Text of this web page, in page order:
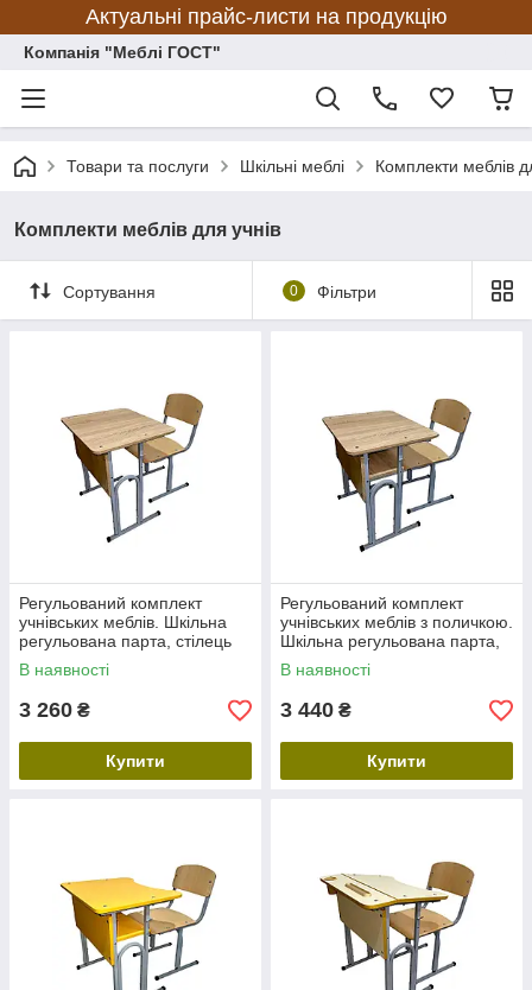
Актуальні прайс-листи на продукцію
Компанія "Меблі ГОСТ"
Товари та послуги Шкільні меблі Комплекти меблів
Комплекти меблів для учнів
Сортування 0 Фільтри
Регульований комплект
учнівських меблів. Шкільна
регульована парта, стілець
трансформер
В наявності
3 260 ₴
Купити
Регульований комплект
учнівських меблів з поличкою.
Шкільна регульована парта,
стілець трансформер
В наявності
3 440 ₴
Купити